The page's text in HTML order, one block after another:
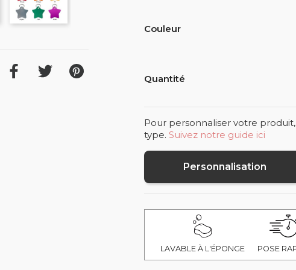
Couleur
Quantité
Pour personnaliser votre
type. Suivez notre guide ici
Personnalisation
LAVABLE À L'ÉPONGE POSE